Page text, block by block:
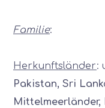
Familie:
Herkunftsländer:
Pakistan, Sri
Mittelmeerländer,